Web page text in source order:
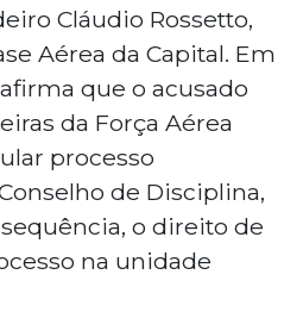
Cláudio Rossetto,
Aérea da Capital. Em
que o acusado
da Força Aérea
processo
de Disciplina,
o direito de
na unidade